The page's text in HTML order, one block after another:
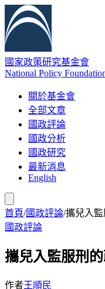
國家政策研究基金會
National Policy
關於基金會
全部文章
國政評論
國政分析
國政研究
最新消息
English
首頁/國政評論/攜兒入
國政評論
攜兒入監服刑
作者王順民